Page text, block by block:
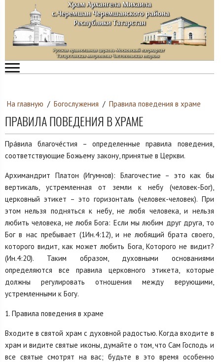
На главную / Богослужения / Правила поведения в храме
ПРАВИЛА ПОВЕДЕНИЯ В ХРАМЕ
Пра́вила благоче́стия – определенные правила поведения,
соответствующие Божьему закону, принятые в Церкви.
Архимандрит Платон (Игумнов): Благочестие – это как бы
вертикаль, устремленная от земли к небу (человек-Бог),
церковный этикет – это горизонталь (человек-человек). При
этом нельзя подняться к небу, не любя человека, и нельзя
любить человека, не любя Бога: Если мы любим друг друга, то
Бог в нас пребывает (1Ин.4:12), и не любящий брата своего,
которого видит, как может любить Бога, Которого не видит?
(Ин.4:20). Таким образом, духовными основаниями
определяются все правила церковного этикета, которые
должны регулировать отношения между верующими,
устремленными к Богу.
1. Правила поведения в храме
Входите в святой храм с духовной радостью. Когда входите в
храм и видите святые иконы, думайте о том, что Сам Господь и
все святые смотрят на вас; будьте в это время особенно